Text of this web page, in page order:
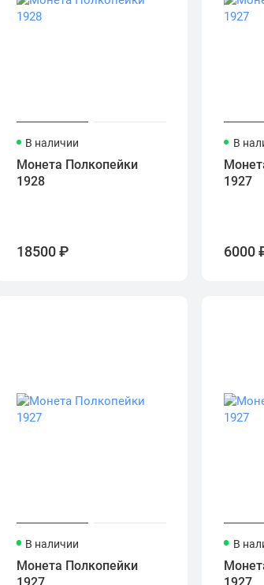
В наличии
Монета Полкопейки
1928
18500 ₽
В
1927
6000
В наличии
Монета Полкопейки
В